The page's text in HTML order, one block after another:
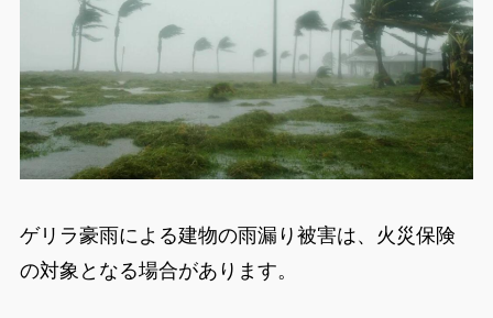
ゲリラ豪雨による建物の雨漏り被害は、火災保険
の対象となる場合があります。